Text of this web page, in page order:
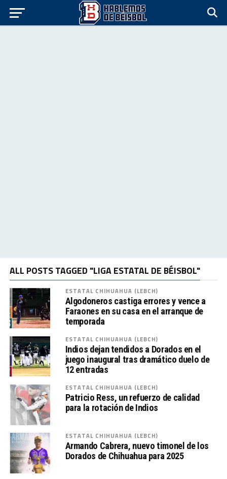
ALL POSTS TAGGED "LIGA ESTATAL DE BÉISBOL"
ESTATAL CHIHUAHUA (LEBCH)
Algodoneros castiga errores y vence a
Faraones en su casa en el arranque de
temporada
ESTATAL CHIHUAHUA (LEBCH)
Indios dejan tendidos a Dorados en el
juego inaugural tras dramático duelo de
12 entradas
ESTATAL CHIHUAHUA (LEBCH)
Patricio Ress, un refuerzo de calidad
para la rotación de Indios
ESTATAL CHIHUAHUA (LEBCH)
Armando Cabrera, nuevo timonel de los
Dorados de Chihuahua para 2025